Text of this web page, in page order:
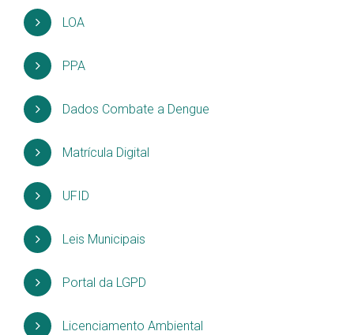
LOA
PPA
Dados Combate a Dengue
Matrícula Digital
UFID
Leis Municipais
Portal da LGPD
Licenciamento Ambiental